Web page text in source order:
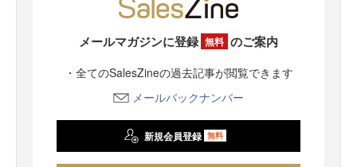
メールマガジンに登録 無料 のご案内
・全てのSalesZineの過去記事が閲覧できます
メールバックナンバー
新規会員登録 無料